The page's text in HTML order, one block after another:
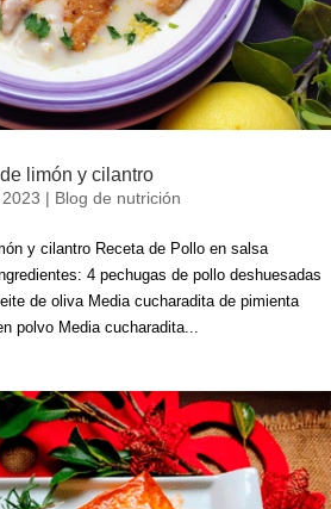
limón y cilantro
| Blog de nutrición
y cilantro Receta de Pollo en salsa
4 pechugas de pollo deshuesadas
de oliva Media cucharadita de pimienta
polvo Media cucharadita...